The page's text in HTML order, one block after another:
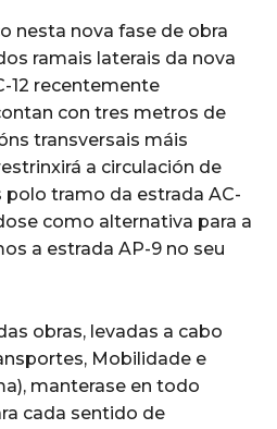
nesta nova fase de obra
ramais laterais da nova
12 recentemente
con tres metros de
transversais máis
a circulación de
tramo da estrada AC-
como alternativa para a
a estrada AP-9 no seu
obras, levadas a cabo
Mobilidade e
manterase en todo
cada sentido de